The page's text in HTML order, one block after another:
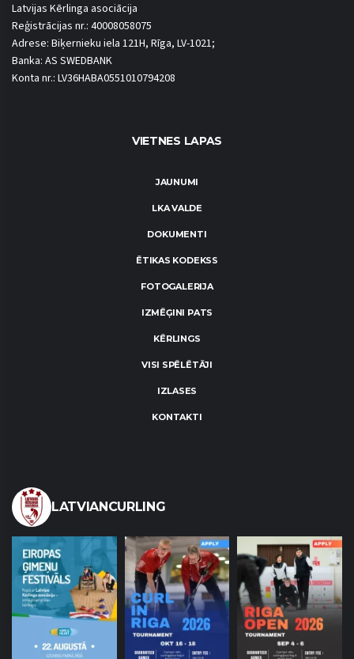
Latvijas Kērlinga asociācija
Reģistrācijas nr.: 40008058075
Adrese: Biķernieku iela 121H, Rīga, LV-1021;
Banka: AS SWEDBANK
Konta nr.: LV36HABA0551010794208
VIETNES LAPAS
JAUNUMI
LKA VALDE
DOKUMENTI
ĒTIKAS KODEKSS
FOTOGALERIJA
IZMĒĢINI PATS
KĒRLINGS
VISI SPĒLĒTĀJI
IZLASES
KONTAKTI
LATVIANCURLING